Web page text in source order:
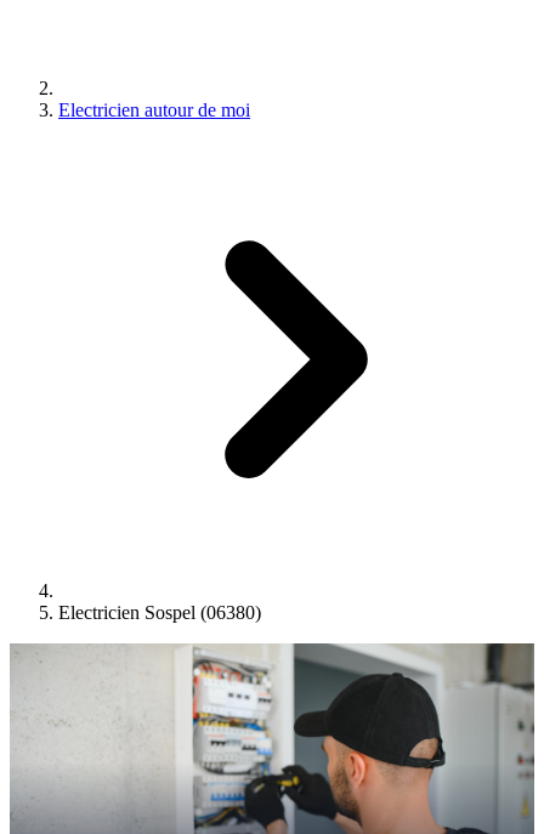
Electricien autour de moi
Electricien Sospel (06380)